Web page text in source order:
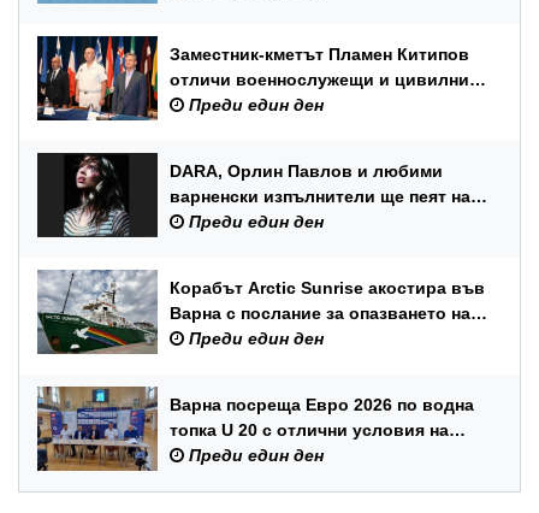
Заместник-кметът Пламен Китипов
отличи военнослужещи и цивилни
служители по повод Празника на
Преди един ден
DARA, Орлин Павлов и любими
варненски изпълнители ще пеят на
празника на Варна
Преди един ден
Корабът Arctic Sunrise акостира във
Варна с послание за опазването на
Черно море
Преди един ден
Варна посреща Евро 2026 по водна
топка U 20 с отлични условия на
състезателните басейни
Преди един ден